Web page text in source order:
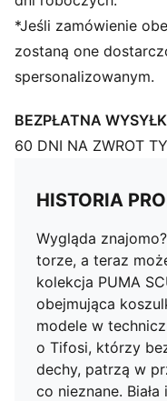
*Jeśli zamówienie
zostaną one
spersonalizowanym.
BEZPŁATNA
60 DNI NA ZWROT
HISTORIA
Wygląda
torze, a teraz
kolekcja PUMA
obejmująca
modele w
o Tifosi, którzy
dechy, patrzą w
co nieznane.